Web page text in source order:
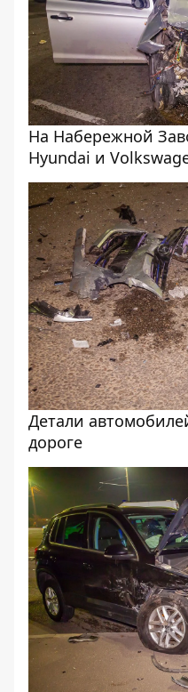
На Набережной
Hyundai и
Детали
дороге